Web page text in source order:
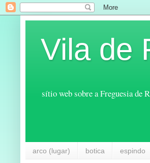
Vila de
sítio web sobre a Freguesia de
arco (lugar) botica espindo